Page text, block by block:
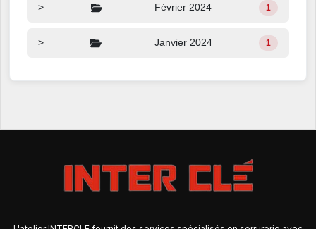
> Février 2024 1
> Janvier 2024 1